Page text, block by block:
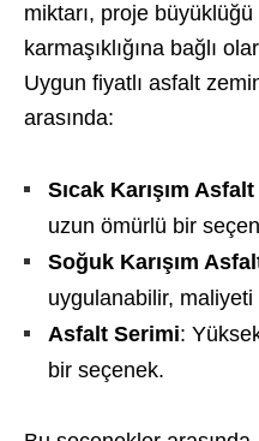
miktarı, proje
karmaşıklığına bağlı
Uygun fiyatlı asfalt
arasında:
Sıcak Karışım
uzun ömürlü bir
Soğuk Karışım
uygulanabilir,
Asfalt Serimi:
bir seçenek.